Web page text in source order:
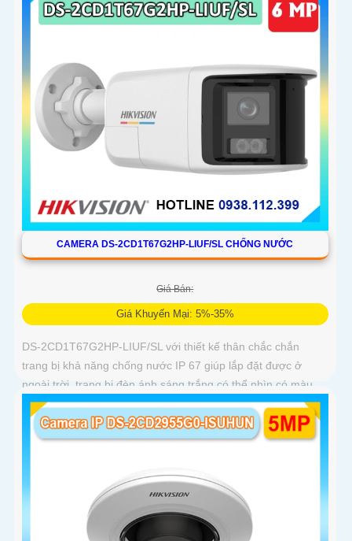
CAMERA DS-2CD1T67G2HP-LIUF/SL CHỐNG NƯỚC
Giá Bán:
Giá Khuyến Mại: 5%-35%
DS-2CD1T67G2HP-LIUF/SL với thiết kế thân chắc chắn
trang bị khả năng chống nước IP 67 giúp lắp đặt được ở
ngoài trời, trang bị đèn ánh sáng trắng có thể nhìn có màu
vào ban đêm với khoảng cách 30m, trang bị micro và loa
giúp đàm thoại 2 chiều ấn tượng